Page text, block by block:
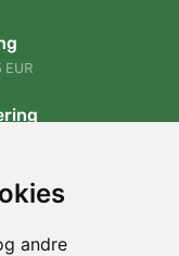
andre
når som helst inden for